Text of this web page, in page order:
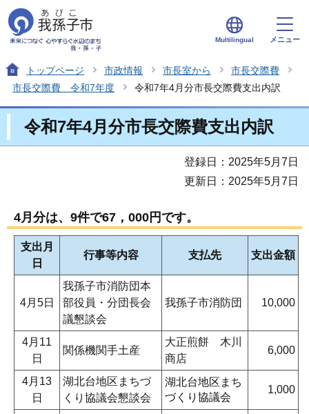
Multilingual メニュー
トップページ 市政情報 市長室から
市長交際費
市長交際費 令和7年度
令和7年4月分市長交際費支出内訳
令和7年4月分市長交際費支出内訳
登録日：2025年5月7日
更新日：2025年5月7日
4月分は、9件で67，000円です。
支出月
日
行事等内容 支払先 支出金額
4月5日
我孫子市消防団本
部役員・分団長会
議懇談会
我孫子市消防団 10,000
4月11
日
関係機関手土産
大正煎餅 木川
商店
6,000
4月13
日
湖北台地区まちづ
くり協議会懇談会
湖北台地区まち
づくり協議会
1,000